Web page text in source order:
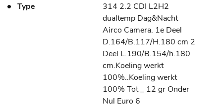
Type
314 2.2 CDI L2H2
dualtemp Dag&Nacht
Airco Camera. 1e Deel
D.164/B.117/H.180 cm 2
Deel L.190/B.154/h.180
cm.Koeling werkt
100%..Koeling werkt
100% Tot _ 12 gr Onder
Nul Euro 6